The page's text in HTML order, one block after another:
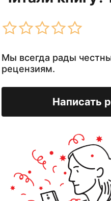
Мы всегда рады
рецензиям.
Написать